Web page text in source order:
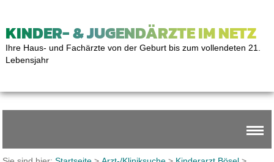
KINDER- & JUGENDÄRZTE IM NETZ
Ihre Haus- und Fachärzte von der Geburt bis zum vollendeten 21.
Lebensjahr